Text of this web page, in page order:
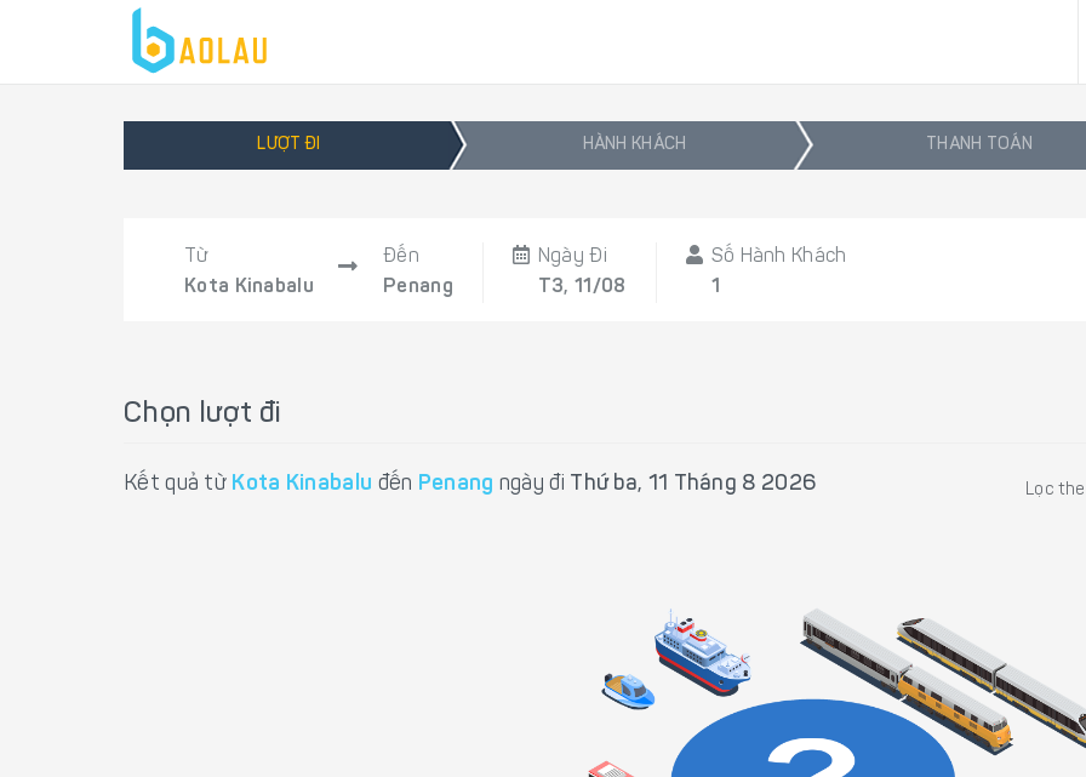
LƯỢT ĐI HÀNH KHÁCH THANH TOÁN
Từ
Kota Kinabalu
Đến
Penang
Ngày Đi
T3, 11/08
Số Hành Khách
1
Chọn lượt đi
Kết quả từ Kota Kinabalu đến Penang ngày đi Thứ ba, 11 Tháng 8 2026 Lọc